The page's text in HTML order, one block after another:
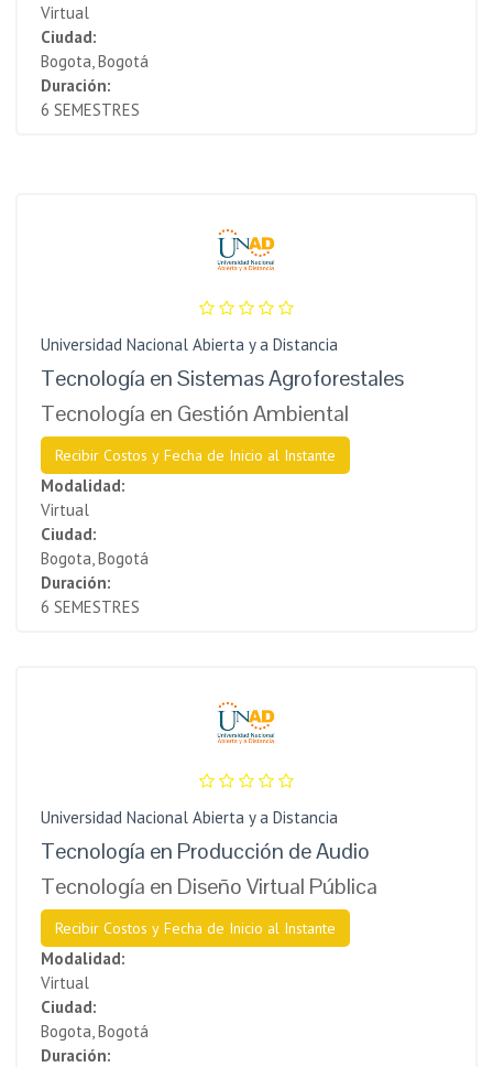
Virtual
Ciudad:
Bogota, Bogotá
Duración:
6 SEMESTRES
Universidad Nacional Abierta y a Distancia
Tecnología en Sistemas Agroforestales
Tecnología en Gestión Ambiental
Recibir Costos y Fecha de Inicio al Instante
Modalidad:
Virtual
Ciudad:
Bogota, Bogotá
Duración:
6 SEMESTRES
Universidad Nacional Abierta y a Distancia
Tecnología en Producción de Audio
Tecnología en Diseño Virtual Pública
Recibir Costos y Fecha de Inicio al Instante
Modalidad:
Virtual
Ciudad:
Bogota, Bogotá
Duración: